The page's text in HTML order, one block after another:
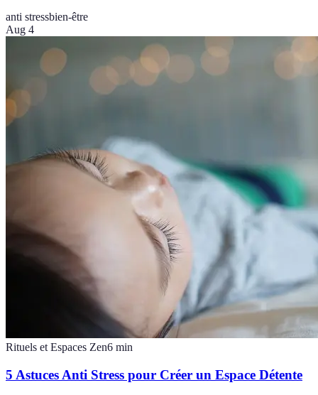
anti stressbien-être
Aug 4
Rituels et Espaces Zen6 min
5 Astuces Anti Stress pour Créer un Espace Détente